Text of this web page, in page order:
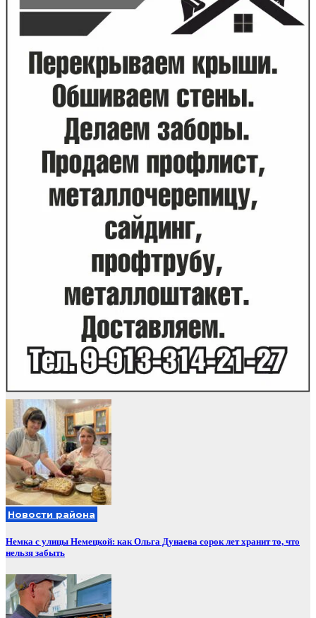
Новости района
Немка с улицы Немецкой: как Ольга Дунаева сорок лет хранит то, что
нельзя забыть